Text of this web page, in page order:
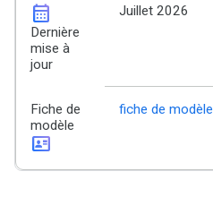
calendar_month
Dernière
mise à
jour
Juillet 2026
Fiche de
modèle
id_card
fiche de modèle